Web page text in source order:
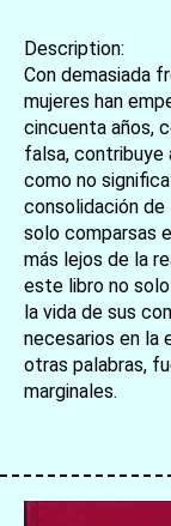
Description:
Con demasiada
mujeres han
cincuenta años,
falsa, contribuye
como no
consolidación
solo comparsas
más lejos de la
este libro no
la vida de sus
necesarios en la
otras palabras,
marginales.